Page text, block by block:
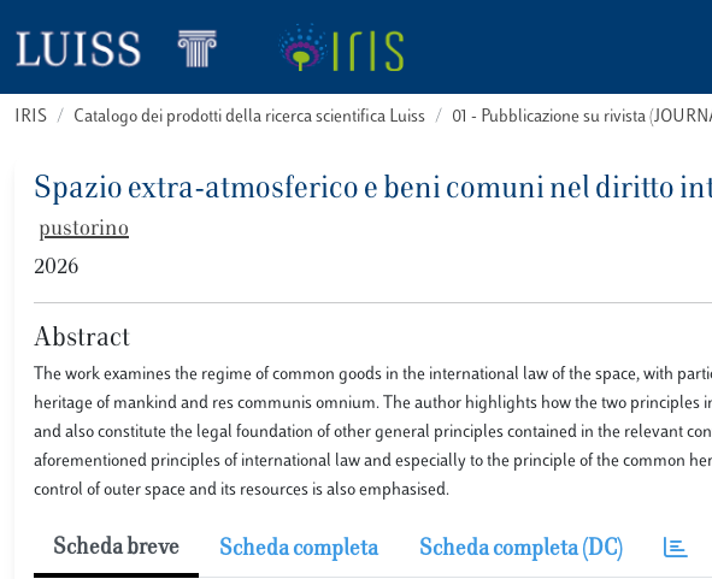
IRIS Catalogo dei prodotti della ricerca scientifica Luiss 01 - Pubblicazione su rivista
Spazio extra-atmosferico e beni comuni nel diritto
pustorino
2026
Abstract
The work examines the regime of common goods in the international law of the space, with
heritage of mankind and res communis omnium. The author highlights how the two principles
and also constitute the legal foundation of other general principles contained in the relevant
aforementioned principles of international law and especially to the principle of the common
control of outer space and its resources is also emphasised.
Scheda breve Scheda completa Scheda completa (DC)